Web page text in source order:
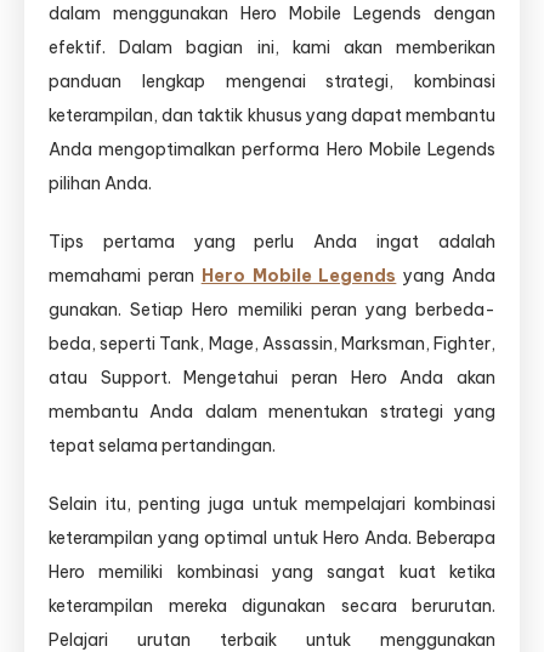
dalam menggunakan Hero Mobile Legends dengan
efektif. Dalam bagian ini, kami akan memberikan
panduan lengkap mengenai strategi, kombinasi
keterampilan, dan taktik khusus yang dapat membantu
Anda mengoptimalkan performa Hero Mobile Legends
pilihan Anda.
Tips pertama yang perlu Anda ingat adalah
memahami peran Hero Mobile Legends yang Anda
gunakan. Setiap Hero memiliki peran yang berbeda-
beda, seperti Tank, Mage, Assassin, Marksman, Fighter,
atau Support. Mengetahui peran Hero Anda akan
membantu Anda dalam menentukan strategi yang
tepat selama pertandingan.
Selain itu, penting juga untuk mempelajari kombinasi
keterampilan yang optimal untuk Hero Anda. Beberapa
Hero memiliki kombinasi yang sangat kuat ketika
keterampilan mereka digunakan secara berurutan.
Pelajari urutan terbaik untuk menggunakan